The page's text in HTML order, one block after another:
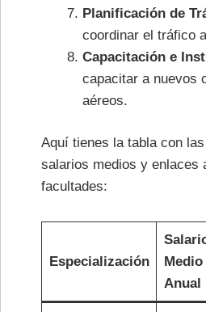
Planificación de
coordinar el tráfico
Capacitación e
capacitar a nuevos
aéreos.
Aquí tienes la tabla con
salarios medios y enlaces
facultades:
Especialización
Medio
Anual